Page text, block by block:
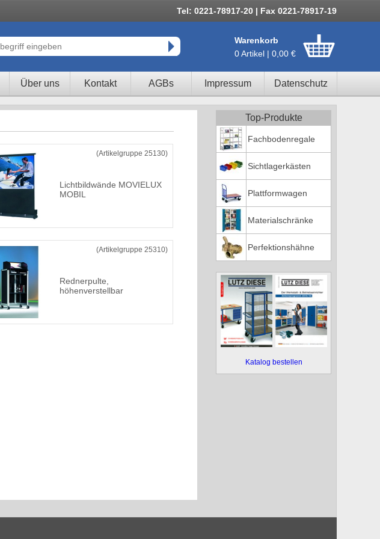
Tel: 0221-78917-20 | Fax 0221-78917-19
Warenkorb
0 Artikel | 0,00 €
Über uns Kontakt AGBs Impressum Datenschutz
(Artikelgruppe 25130)
Lichtbildwände MOVIELUX
MOBIL
(Artikelgruppe 25310)
Rednerpulte,
höhenverstellbar
Top-Produkte
Fachbodenregale
Sichtlagerkästen
Plattformwagen
Materialschränke
Perfektionshähne
Katalog bestellen